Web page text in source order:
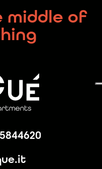
middle of